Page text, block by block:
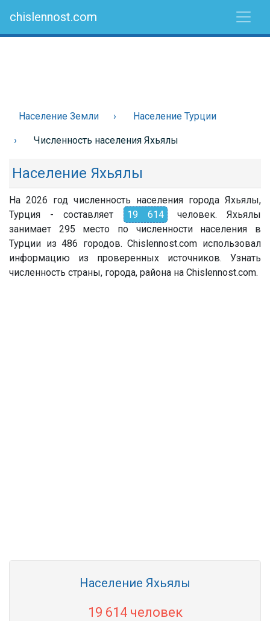
chislennost.com
Население Земли Население Турции
Численность населения Яхьялы
Население Яхьялы
На 2026 год численность населения города Яхьялы,
Турция - составляет
19 614 человек. Яхьялы
занимает 295 место по численности населения в
Турции из 486 городов. Chislennost.com использовал
информацию из проверенных источников. Узнать
численность страны, города, района на Chislennost.com.
Население Яхьялы
19 614 человек